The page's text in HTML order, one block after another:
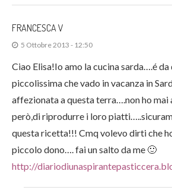
FRANCESCA V
5 Ottobre 2013 - 12:50
Ciao Elisa!Io amo la cucina sarda….é da
piccolissima che vado in vacanza in
affezionata a questa terra….non ho
però,di riprodurre i loro
questa ricetta!!! Cmq volevo dirti che
piccolo dono…. fai un salto da me 🙂
http://